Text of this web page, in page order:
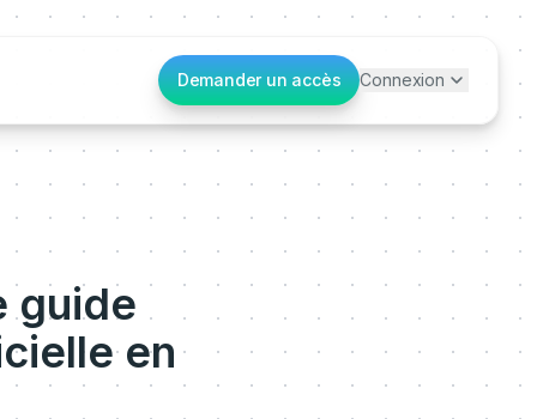
Demander un accès Connexion
guide
en